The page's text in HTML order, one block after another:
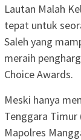
Lautan Malah
tepat untuk
Saleh yang
meraih
Choice Awards.
Meski hanya
Tenggara
Mapolres